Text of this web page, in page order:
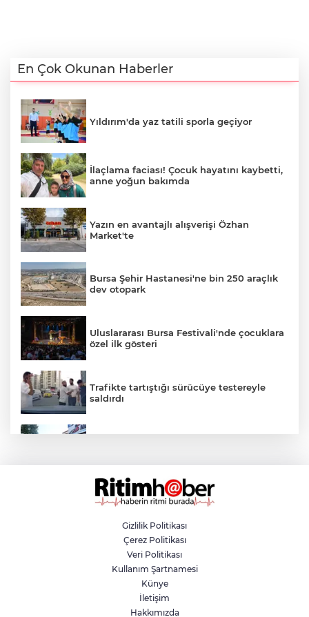
En Çok Okunan Haberler
Yıldırım'da yaz tatili sporla geçiyor
İlaçlama faciası! Çocuk hayatını kaybetti,
anne yoğun bakımda
Yazın en avantajlı alışverişi Özhan
Market'te
Bursa Şehir Hastanesi'ne bin 250 araçlık
dev otopark
Uluslararası Bursa Festivali'nde çocuklara
özel ilk gösteri
Trafikte tartıştığı sürücüye testereyle
saldırdı
Bursa'da feci kaza! Motosikletli duvara
çarparak can verdi
Komşusunu silahla vurarak öldürdü! Evini
ve aracını ateşe verdi
Bursa'nın afet gücüne iki yeni mobil
Gizlilik Politikası
Çerez Politikası
Veri Politikası
Kullanım Şartnamesi
Künye
İletişim
Hakkımızda